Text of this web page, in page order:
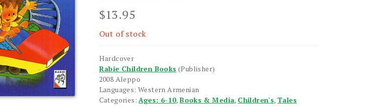
$13.95
Out of stock
Hardcover
Rabie Children Books (Publisher)
2008 Aleppo
Languages: Western Armenian
Categories:Ages: 6-10,Books & Media, Children's,Tales